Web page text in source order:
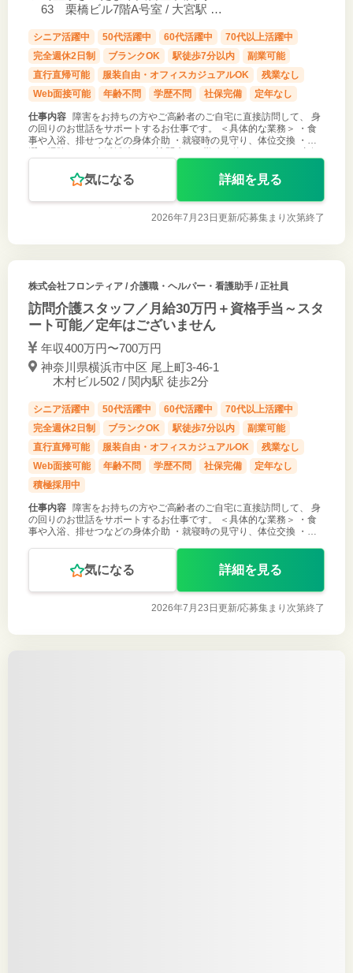
63 栗橋ビル7階A号室 / 大宮駅 徒
シニア活躍中 50代活躍中 60代活躍中
70代以上活躍中
完全週休2日制
ブランクOK 駅徒歩7分以内
副業可能
直行直帰可能
服装自由・オフィスカジュアルOK
残業なし
Web面接可能
年齢不問 学歴不問 社保完備 定年なし
仕事内容 障害をお持ちの方やご高齢者のご自宅に直接訪問して、 身
の回りのお世話をサポートするお仕事です。 ＜具体的な業務＞ ・食
事や入浴、排せつなどの身体介助 ・就寝時の見守り、体位交換 ・洗
濯、掃除などの生活援助 など 訪問先は１勤務１件のみです （※直行
直帰あり、先
気になる 詳細を見る
2026年7月23日更新/応募集まり次第終了
株式会社フロンティア/ 介護職・ヘルパー・看護助手 / 正社員
訪問介護スタッフ／月給30万円＋資格手当～スタ
ート可能／定年はございません
年収400万円〜700万円
神奈川県横浜市中区 尾上町3-46-1
木村ビル502 / 関内駅 徒歩2分
シニア活躍中 50代活躍中 60代活躍中
70代以上活躍中
完全週休2日制
ブランクOK 駅徒歩7分以内
副業可能
直行直帰可能
服装自由・オフィスカジュアルOK
残業なし
Web面接可能
年齢不問 学歴不問 社保完備
定年なし
積極採用中
仕事内容 障害をお持ちの方やご高齢者のご自宅に直接訪問して、 身
の回りのお世話をサポートするお仕事です。 ＜具体的な業務＞ ・食
事や入浴、排せつなどの身体介助 ・就寝時の見守り、体位交換 ・洗
気になる 詳細を見る
2026年7月23日更新/応募集まり次第終了